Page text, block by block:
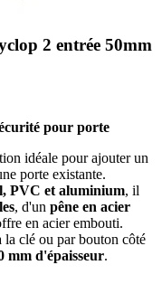
2 entrée 50mm
pour porte
idéale pour ajouter un
porte existante.
PVC et aluminium, il
, d'un pêne en acier
en acier embouti.
clé ou par bouton côté
mm d'épaisseur.